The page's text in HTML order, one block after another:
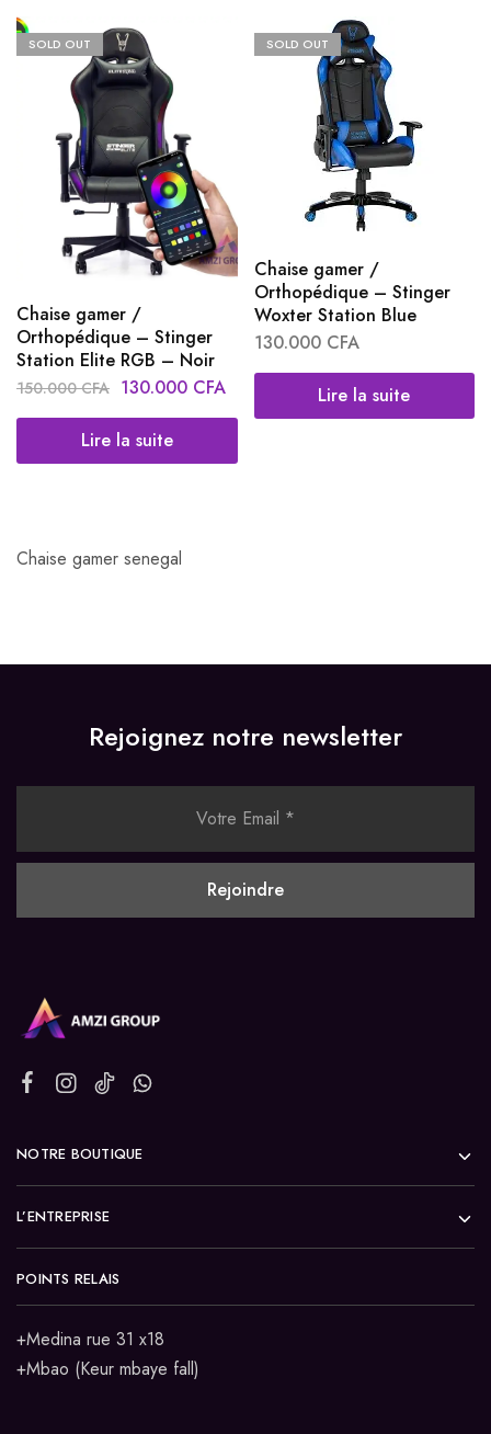
SOLD OUT
Chaise gamer /
Orthopédique – Stinger
Station Elite RGB – Noir
150.000CFA 130.000 CFA
Lire la suite
SOLD OUT
Chaise gamer /
Orthopédique – Stinger
Woxter Station Blue
130.000 CFA
Lire la suite
Chaise gamer senegal
Rejoignez notre newsletter
NOTRE BOUTIQUE
L’ENTREPRISE
POINTS RELAIS
+Medina rue 31 x18
+Mbao (Keur mbaye fall)